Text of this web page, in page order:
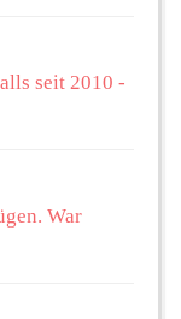
seit 2010 -
War